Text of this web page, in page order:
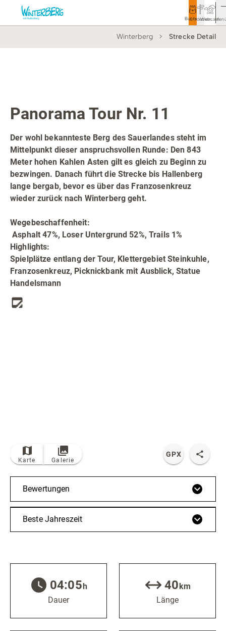
Buchen
Entdecken
Webcam
Rathaus
Service & Kontakt
Veranstaltungen
Radfahren
Tourenportal
Tourist-Information
Winterberg Strecke Detail
Panorama Tour Nr. 11
Der wohl bekannteste Berg des Sauerlandes steht im
Mittelpunkt dieser anspruchsvollen Runde: Den 843
Meter hohen Kahlen Asten gilt es gleich zu Beginn zu
bezwingen. Danach führt die Strecke bis Hallenberg
lange bergab, bevor es über das Franzosenkreuz
wieder zurück nach Winterberg geht.
Wegebeschaffenheit:
Asphalt 47%, Loser Untergrund 52%, Trails 1%
Highlights:
Spielplätze entlang der Tour, Klettergebiet Steinkuhle,
Franzosenkreuz, Picknickbank mit Ausblick, Statue
Handelsmann
Karte Galerie
GPX
Bewertungen
Beste Jahreszeit
04:05h
Dauer
40km
Länge